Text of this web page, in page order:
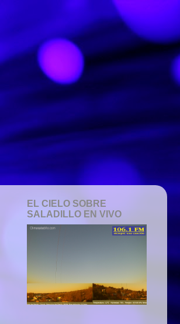
EL CIELO SOBRE
SALADILLO EN VIVO